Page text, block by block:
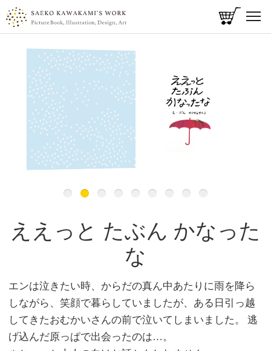
イ
ン
コ
ン
ン
ツ
に
動
t
o
ええっと たぶん かなった
な
エンは泣きたい時、からだの真ん中あたりに雨を降ら
しながら、笑顔で暮らしていましたが、ある日引っ越
してきたおむかいさんの前で泣いてしまいました。 逃
げ込んだ原っぱで出会ったのは…。